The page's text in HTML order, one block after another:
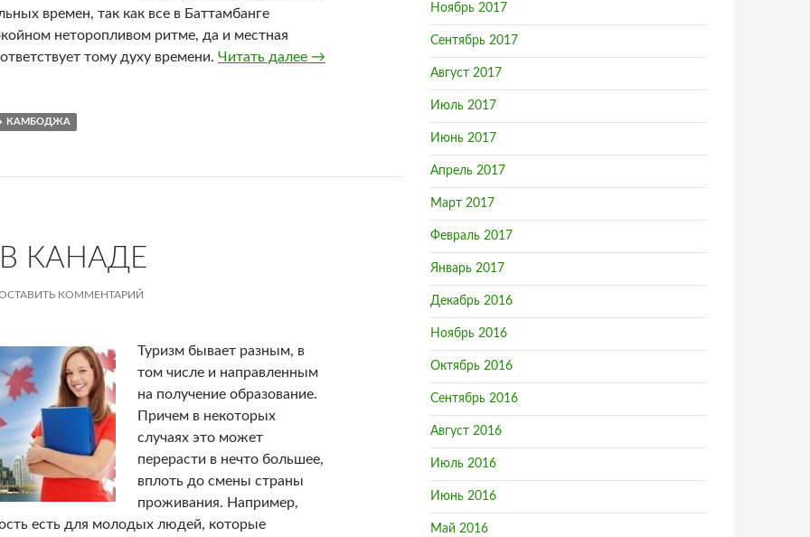
времен, так как все в Баттамбанге
неторопливом ритме, да и местная
тому духу времени. Читать далее Баттамбанг
→
КАМБОДЖА
КАНАДЕ
КОММЕНТАРИЙ
Туризм бывает разным, в
том числе и направленным
на получение образование.
Причем в некоторых
случаях это может
перерасти в нечто большее,
вплоть до смены страны
проживания. Например,
есть для молодых людей, которые
Ноябрь 2017
Сентябрь 2017
Август 2017
Июль 2017
Июнь 2017
Апрель 2017
Март 2017
Февраль 2017
Январь 2017
Декабрь 2016
Ноябрь 2016
Октябрь 2016
Сентябрь 2016
Август 2016
Июль 2016
Июнь 2016
Май 2016